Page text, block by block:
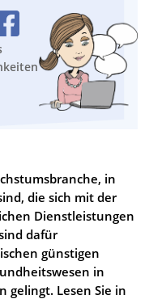
in
die sich mit der
Dienstleistungen
dafür
günstigen
in
gelingt. Lesen Sie in